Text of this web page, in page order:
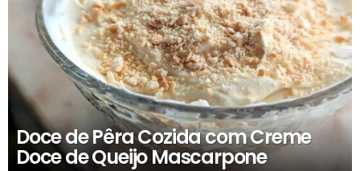
Doce de Pêra Cozida com Creme
Doce de Queijo Mascarpone